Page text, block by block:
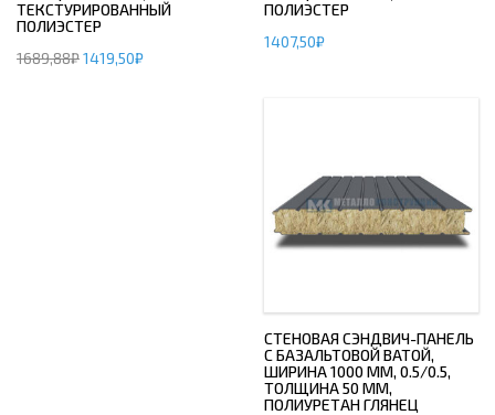
ТЕКСТУРИРОВАННЫЙ
ПОЛИЭСТЕР
1689,88₽1419,50₽
ПОЛИЭСТЕР
1407,50₽
СТЕНОВАЯ СЭНДВИЧ-ПАНЕЛЬ
С БАЗАЛЬТОВОЙ ВАТОЙ,
ШИРИНА 1000 ММ, 0.5/0.5,
ТОЛЩИНА 50 ММ,
ПОЛИУРЕТАН ГЛЯНЕЦ